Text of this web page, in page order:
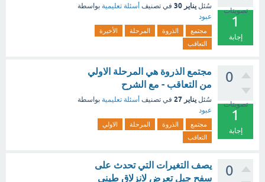
تصويتات
1
إجابة
سُئل يناير 30 في تصنيف أسئلة تعليمية بواسطة
عبود
مجتمع الذروة المرحلة
الأخيرة
التعاقب
0
تصويتات
1
إجابة
مجتمع الذروة هي المرحلة الاولي
من التعاقب - مع الشرح
سُئل يناير 27 في تصنيف أسئلة تعليمية بواسطة
عبود
مجتمع الذروة المرحلة
الاولي
التعاقب
0
يصف التغيرات التي تحدث على
سفح جبل تعرض لانزلاق طيني